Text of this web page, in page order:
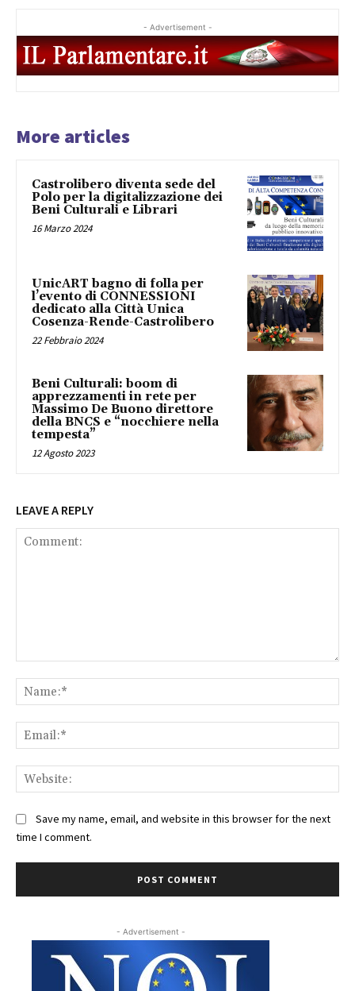
- Advertisement -
More articles
Castrolibero diventa sede del
Polo per la digitalizzazione dei
Beni Culturali e Librari
16 Marzo 2024
UnicART bagno di folla per
l’evento di CONNESSIONI
dedicato alla Città Unica
Cosenza-Rende-Castrolibero
22 Febbraio 2024
Beni Culturali: boom di
apprezzamenti in rete per
Massimo De Buono direttore
della BNCS e “nocchiere nella
tempesta”
12 Agosto 2023
LEAVE A REPLY
Save my name, email, and website in this browser for the next
time I comment.
- Advertisement -